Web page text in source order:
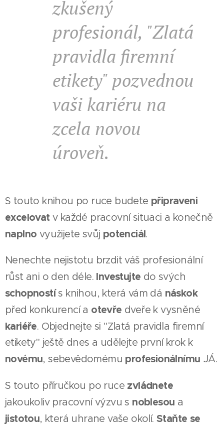
zkušený
profesionál, "Zlatá
pravidla firemní
etikety" pozvednou
vaši kariéru na
zcela novou
úroveň.
S touto knihou po ruce budete připraveni
excelovatv každé pracovní situaci a konečně
naplno využijete svůj potenciál.
Nenechte nejistotu brzdit váš profesionální
růst ani o den déle. Investujte do svých
schopnostís knihou, která vám dá náskok
před konkurencí a otevře dveře k vysněné
kariéře. Objednejte si "Zlatá pravidla firemní
etikety" ještě dnes a udělejte první krok k
novému, sebevědomému profesionálnímu JÁ.
S touto příručkou po ruce zvládnete
jakoukoliv pracovní výzvu s noblesou a
jistotou, která uhrane vaše okolí.Staňte se